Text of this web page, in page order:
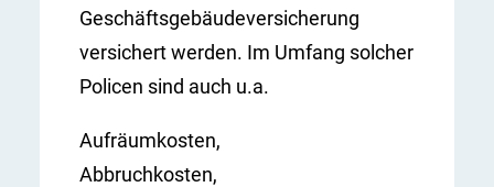
Geschäftsgebäudeversicherung
versichert werden. Im Umfang solcher
Policen sind auch u.a.
Aufräumkosten,
Abbruchkosten,